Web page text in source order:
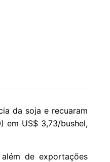
da soja e recuaram
em US$ 3,73/bushel,
de exportações